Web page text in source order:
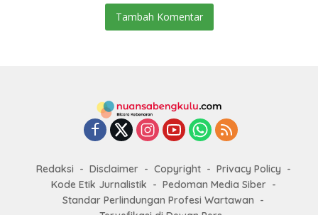
Tambah Komentar
Redaksi Disclaimer Copyright
Privacy Policy
Kode Etik Jurnalistik
Pedoman Media Siber
Standar Perlindungan Profesi Wartawan